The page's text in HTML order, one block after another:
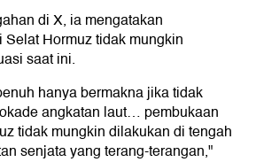
di X, ia mengatakan
Hormuz tidak mungkin
saat ini.
hanya bermakna jika tidak
angkatan laut… pembukaan
tidak mungkin dilakukan di tengah
senjata yang terang-terangan,"